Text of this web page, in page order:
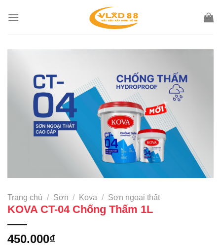
Trang chủ / Sơn / Kova / Sơn ngoại thất
KOVA CT-04 Chống Thấm 1L
450.000₫